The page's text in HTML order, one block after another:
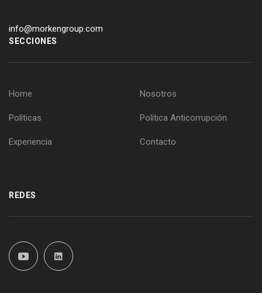
info@morkengroup.com
SECCIONES
Home Nosotros
Políticas Política Anticorrupción
Experiencia Contacto
REDES